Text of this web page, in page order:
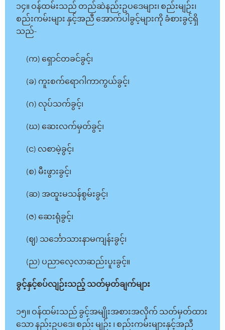
၁၄။ ဝန်ထမ်းသည် တည်ဆဲနည်းဥပဒေများ၊ စည်းမျဉ်း၊
စည်းကမ်းများ နှင့်အညီ အောက်ပါခွင့်များကို ခံစားခွင့်ရှိ
သည်-
(က) ရှောင်တခင်ခွင့်၊
(ခ) ကူးစက်ရောဂါကာကွယ်ခွင့်၊
(ဂ) လုပ်သက်ခွင့်၊
(ဃ) ဆေးလက်မှတ်ခွင့်၊
(င) လစာမဲ့ခွင့်၊
(စ) မီးဖွားခွင့်၊
(ဆ) အထူးမသန်စွမ်းခွင့်၊
(ဇ) ဆေးရုံခွင့်၊
(ဈ) သင်္ဘောသားနာမကျန်းခွင့်၊
(ည) ပညာလေ့လာဆည်းပူးခွင့်။
ခွင့်နှင့်စပ်လျဉ်းသည့် သတ်မှတ်ချက်များ
၁၅။ ဝန်ထမ်းသည် ခွင့်အမျိုးအစားအလိုက် သတ်မှတ်ထား
သော နည်းဥပဒေ၊ စည်း မျဉ်း ၊ စည်းကမ်းများနှင့်အညီ